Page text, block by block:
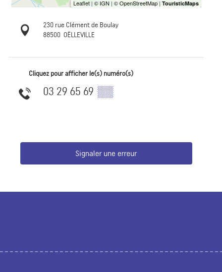
230 rue Clément de Boulay
88500 OËLLEVILLE
Cliquez pour afficher le(s) numéro(s)
03 29 65 69 ▒▒
Signaler une erreur